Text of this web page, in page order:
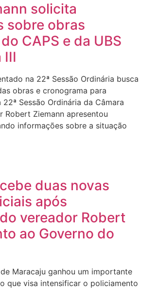
solicita
sobre obras
CAPS e da UBS
III
na 22ª Sessão Ordinária busca
obras e cronograma para
Sessão Ordinária da Câmara
Robert Ziemann apresentou
informações sobre a situação
duas novas
após
vereador Robert
ao Governo do
Maracaju ganhou um importante
que visa intensificar o policiamento